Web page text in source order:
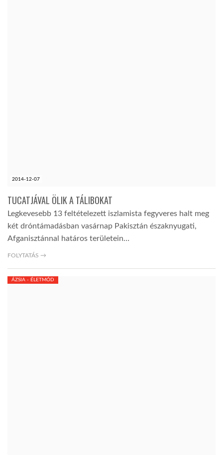
2014-12-07
TUCATJÁVAL ÖLIK A TÁLIBOKAT
Legkevesebb 13 feltételezett iszlamista fegyveres halt meg
két dróntámadásban vasárnap Pakisztán északnyugati,
Afganisztánnal határos területein…
FOLYTATÁS →
ÁZSIA - ÉLETMÓD